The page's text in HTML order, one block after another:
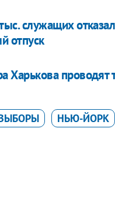
служащих
отпуск
Харькова проводят
НЬЮ-ЙОРК